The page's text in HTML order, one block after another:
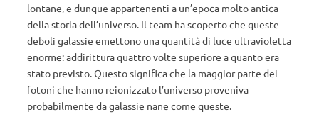
lontane, e dunque appartenenti a un’epoca molto antica
della storia dell’universo. Il team ha scoperto che queste
deboli galassie emettono una quantità di luce ultravioletta
enorme: addirittura quattro volte superiore a quanto era
stato previsto. Questo significa che la maggior parte dei
fotoni che hanno reionizzato l’universo proveniva
probabilmente da galassie nane come queste.